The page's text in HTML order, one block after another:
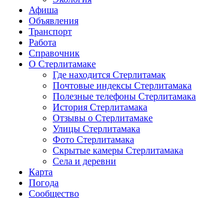
Афиша
Объявления
Транспорт
Работа
Справочник
О Стерлитамаке
Где находится Стерлитамак
Почтовые индексы Стерлитамака
Полезные телефоны Стерлитамака
История Стерлитамака
Отзывы о Стерлитамаке
Улицы Стерлитамака
Фото Стерлитамака
Скрытые камеры Стерлитамака
Села и деревни
Карта
Погода
Сообщество